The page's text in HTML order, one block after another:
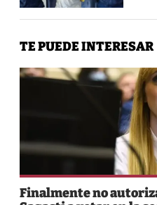
TE PUEDE INTERESAR
Finalmente no